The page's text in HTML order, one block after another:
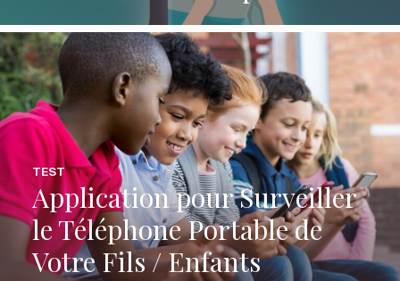
Application pour Surveiller
le Téléphone Portable de
Votre Fils / Enfants
TEST